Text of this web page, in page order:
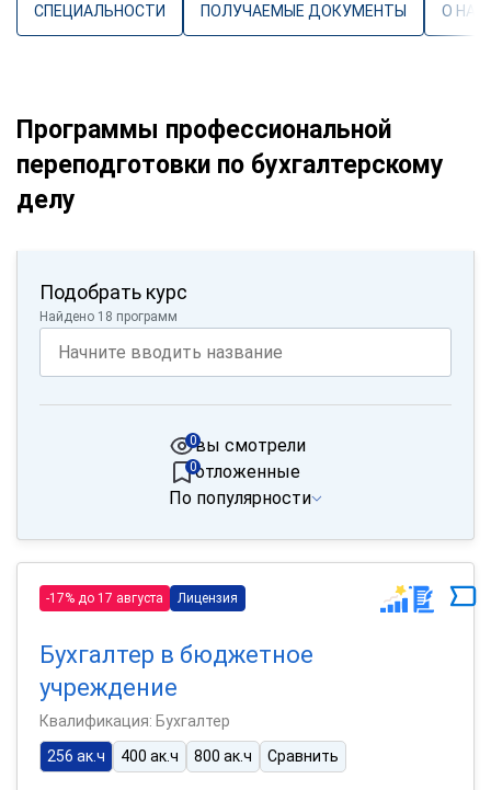
СПЕЦИАЛЬНОСТИ ПОЛУЧАЕМЫЕ ДОКУМЕНТЫ О
Программы профессиональной
переподготовки по бухгалтерскому
делу
Подобрать курс
Найдено 18 программ
вы смотрели
0
отложенные
0
По популярности
-17% до 17 августа Лицензия
Бухгалтер в бюджетное
учреждение
Квалификация: Бухгалтер
256 ак.ч
400 ак.ч 800 ак.ч Сравнить